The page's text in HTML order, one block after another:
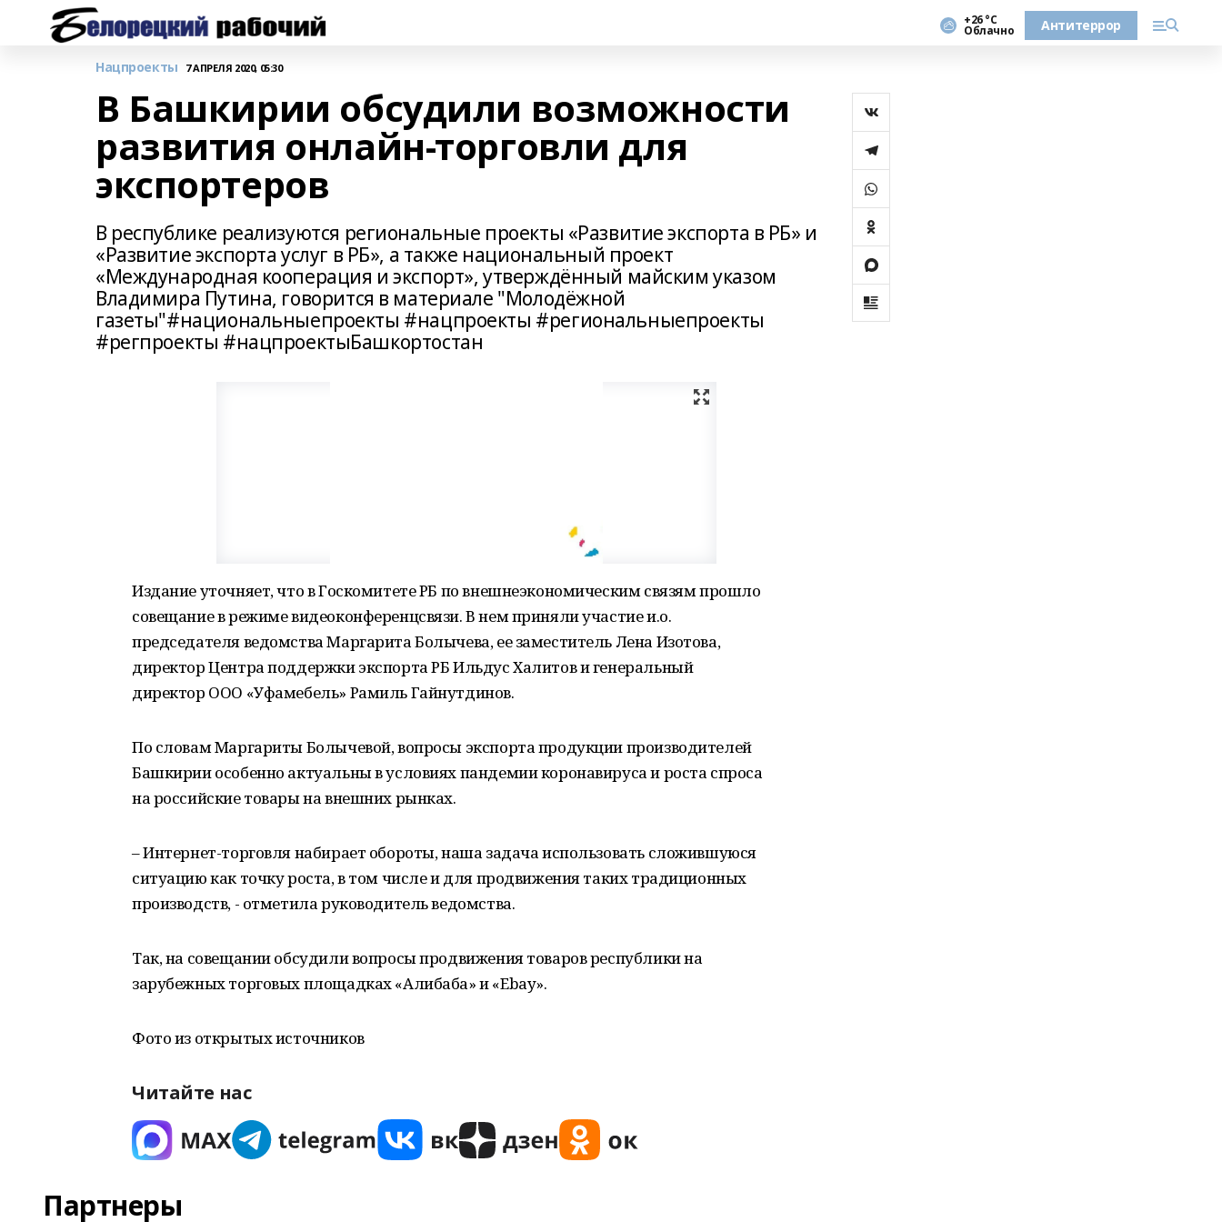
+26 °С
Облачно Антитеррор
Нацпроекты 7 АПРЕЛЯ 2020, 05:30
В Башкирии обсудили возможности
развития онлайн-торговли для
экспортеров
В республике реализуются региональные проекты «Развитие экспорта в РБ» и
«Развитие экспорта услуг в РБ», а также национальный проект
«Международная кооперация и экспорт», утверждённый майским указом
Владимира Путина, говорится в материале "Молодёжной
газеты"#национальныепроекты #нацпроекты #региональныепроекты
#регпроекты #нацпроектыБашкортостан
Издание уточняет, что в Госкомитете РБ по внешнеэкономическим связям прошло
совещание в режиме видеоконференцсвязи. В нем приняли участие и.о.
председателя ведомства Маргарита Болычева, ее заместитель Лена Изотова,
директор Центра поддержки экспорта РБ Ильдус Халитов и генеральный
директор ООО «Уфамебель» Рамиль Гайнутдинов.
По словам Маргариты Болычевой, вопросы экспорта продукции производителей
Башкирии особенно актуальны в условиях пандемии коронавируса и роста спроса
на российские товары на внешних рынках.
– Интернет-торговля набирает обороты, наша задача использовать сложившуюся
ситуацию как точку роста, в том числе и для продвижения таких традиционных
производств, - отметила руководитель ведомства.
Так, на совещании обсудили вопросы продвижения товаров республики на
зарубежных торговых площадках «Алибаба» и «Ebay».
Фото из открытых источников
Читайте нас
Партнеры